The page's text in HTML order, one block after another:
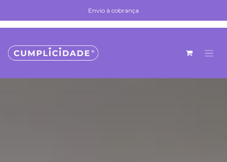
Envio à cobrança
Envio à cobrança